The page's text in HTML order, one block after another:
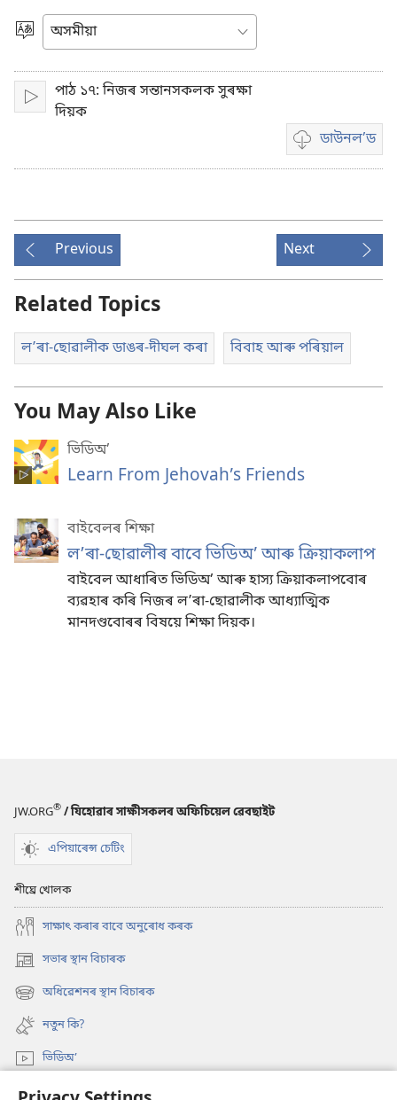
video
Choose
Language
Play
পাঠ ১৭: নিজৰ সন্তানসকলক সুৰক্ষা
দিয়ক
ডাউনল’ড
Video
download
Previous Next
Related Topics
লʼৰা-ছোৱালীক ডাঙৰ-দীঘল কৰা বিবাহ আৰু পৰিয়াল
You May Also Like
ভিডিঅ’
Learn From Jehovah’s Friends
বাইবেলৰ শিক্ষা
লʼৰা-ছোৱালীৰ বাবে ভিডিঅ’ আৰু ক্ৰিয়াকলাপ
বাইবেল আধাৰিত ভিডিঅ’ আৰু হাস্য ক্ৰিয়াকলাপবোৰ
ব্যৱহাৰ কৰি নিজৰ লʼৰা-ছোৱালীক আধ্যাত্মিক
মানদণ্ডবোৰৰ বিষয়ে শিক্ষা দিয়ক।
JW.ORG® / যিহোৱাৰ সাক্ষীসকলৰ অফিচিয়েল ৱেবছাইট
এপিয়াৰেন্স চেটিং
শীঘ্ৰে খোলক
সাক্ষাৎ কৰাৰ বাবে অনুৰোধ কৰক
সভাৰ স্থান বিচাৰক
(opens
new
window)
অধিৱেশনৰ স্থান বিচাৰক
(opens
new
window)
নতুন কি?
ভিডিঅ’
অনুসন্ধান